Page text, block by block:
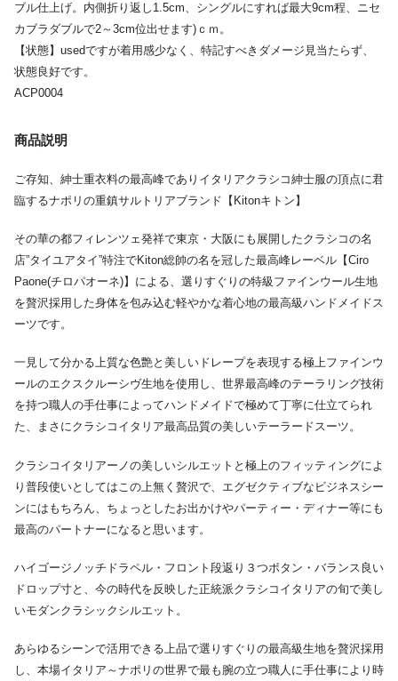
ブル仕上げ。内側折り返し1.5cm、シングルにすれば最大9cm程、ニセ
カブラダブルで2～3cm位出せます)ｃｍ。
【状態】usedですが着用感少なく、特記すべきダメージ見当たらず、
状態良好です。
ACP0004
商品説明
ご存知、紳士重衣料の最高峰でありイタリアクラシコ紳士服の頂点に君
臨するナポリの重鎮サルトリアブランド【Kitonキトン】
その華の都フィレンツェ発祥で東京・大阪にも展開したクラシコの名
店”タイユアタイ”特注でKiton総帥の名を冠した最高峰レーベル【Ciro
Paone(チロパオーネ)】による、選りすぐりの特級ファインウール生地
を贅沢採用した身体を包み込む軽やかな着心地の最高級ハンドメイドス
ーツです。
一見して分かる上質な色艶と美しいドレープを表現する極上ファインウ
ールのエクスクルーシヴ生地を使用し、世界最高峰のテーラリング技術
を持つ職人の手仕事によってハンドメイドで極めて丁寧に仕立てられ
た、まさにクラシコイタリア最高品質の美しいテーラードスーツ。
クラシコイタリアーノの美しいシルエットと極上のフィッティングによ
り普段使いとしてはこの上無く贅沢で、エグゼクティブなビジネスシー
ンにはもちろん、ちょっとしたお出かけやパーティー・ディナー等にも
最高のパートナーになると思います。
ハイゴージノッチドラペル・フロント段返り３つボタン・バランス良い
ドロップ寸と、今の時代を反映した正統派クラシコイタリアの旬で美し
いモダンクラシックシルエット。
あらゆるシーンで活用できる上品で選りすぐりの最高級生地を贅沢採用
し、本場イタリア～ナポリの世界で最も腕の立つ職人に手仕事により時